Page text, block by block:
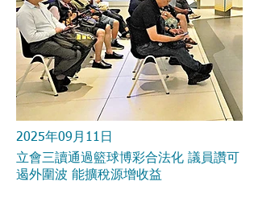
2025年09月11日
立會三讀通過籃球博彩合法化 議員讚可
遏外圍波 能擴稅源增收益